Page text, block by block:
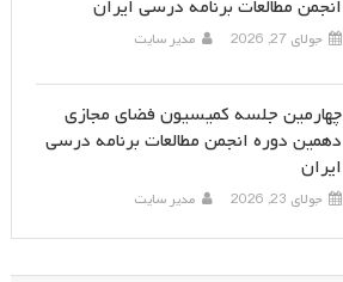
انجمن مطالعات برنامه درسی ایران
جولای 27, 2026 مدیر سایت
چهارمین جلسه کمیسیون فضای مجازی
دهمین دوره انجمن مطالعات برنامه درسی
ایران
جولای 23, 2026 مدیر سایت